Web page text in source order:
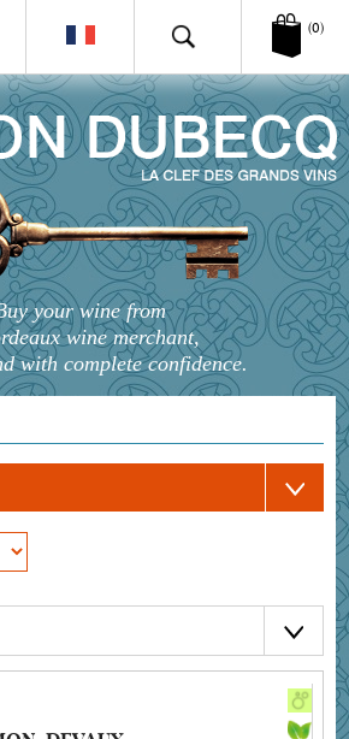
(0)
your wine from
wine merchant,
with complete confidence.